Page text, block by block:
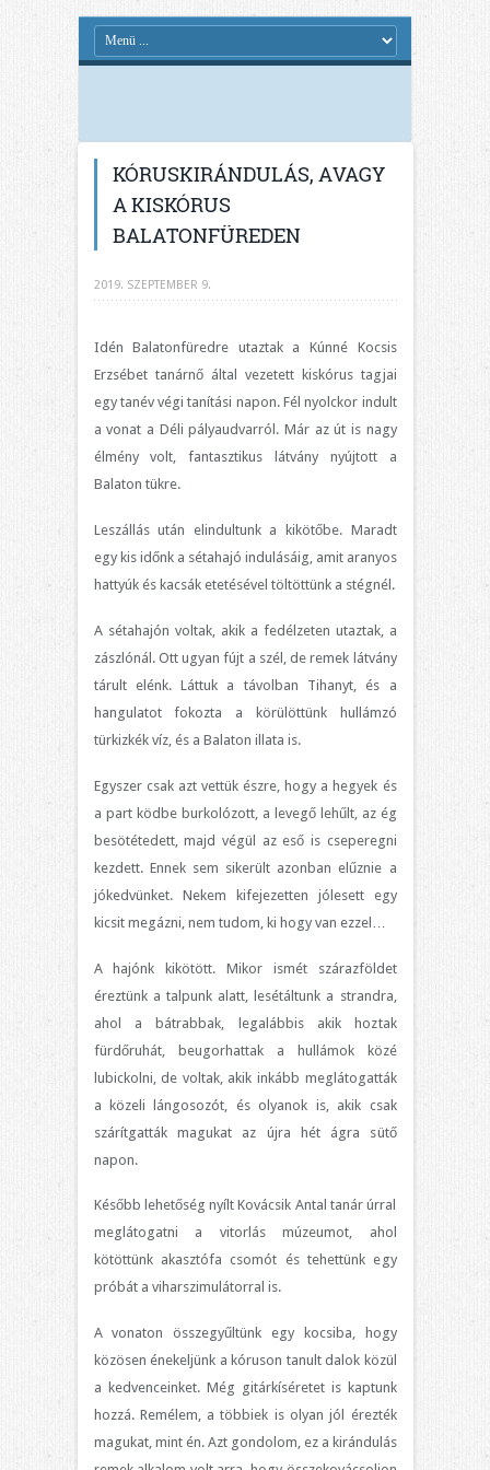
KÓRUSKIRÁNDULÁS, AVAGY
A KISKÓRUS
BALATONFÜREDEN
2019. SZEPTEMBER 9.
Idén Balatonfüredre utaztak a Kúnné Kocsis
Erzsébet tanárnő által vezetett kiskórus tagjai
egy tanév végi tanítási napon. Fél nyolckor indult
a vonat a Déli pályaudvarról. Már az út is nagy
élmény volt, fantasztikus látvány nyújtott a
Balaton tükre.
Leszállás után elindultunk a kikötőbe. Maradt
egy kis időnk a sétahajó indulásáig, amit aranyos
hattyúk és kacsák etetésével töltöttünk a stégnél.
A sétahajón voltak, akik a fedélzeten utaztak, a
zászlónál. Ott ugyan fújt a szél, de remek látvány
tárult elénk. Láttuk a távolban Tihanyt, és a
hangulatot fokozta a körülöttünk hullámzó
türkizkék víz, és a Balaton illata is.
Egyszer csak azt vettük észre, hogy a hegyek és
a part ködbe burkolózott, a levegő lehűlt, az ég
besötétedett, majd végül az eső is cseperegni
kezdett. Ennek sem sikerült azonban elűznie a
jókedvünket. Nekem kifejezetten jólesett egy
kicsit megázni, nem tudom, ki hogy van ezzel…
A hajónk kikötött. Mikor ismét szárazföldet
éreztünk a talpunk alatt, lesétáltunk a strandra,
ahol a bátrabbak, legalábbis akik hoztak
fürdőruhát, beugorhattak a hullámok közé
lubickolni, de voltak, akik inkább meglátogatták
a közeli lángosozót, és olyanok is, akik csak
szárítgatták magukat az újra hét ágra sütő
napon.
Később lehetőség nyílt Kovácsik Antal tanár úrral
meglátogatni a vitorlás múzeumot, ahol
kötöttünk akasztófa csomót és tehettünk egy
próbát a viharszimulátorral is.
A vonaton összegyűltünk egy kocsiba, hogy
közösen énekeljünk a kóruson tanult dalok közül
a kedvenceinket. Még gitárkíséretet is kaptunk
hozzá. Remélem, a többiek is olyan jól érezték
magukat, mint én. Azt gondolom, ez a kirándulás